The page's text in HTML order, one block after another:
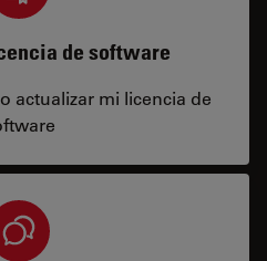
de software
actualizar mi licencia de